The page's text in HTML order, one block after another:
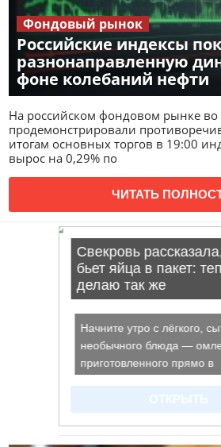
Российские индексы
разнонаправленную
фоне колебаний нефти
Фондовый рынок
На российском фондовом рынке
продемонстрировали
итогам основных торгов в 19:00
вырос на 0,29% по
ЧИТАТЬ